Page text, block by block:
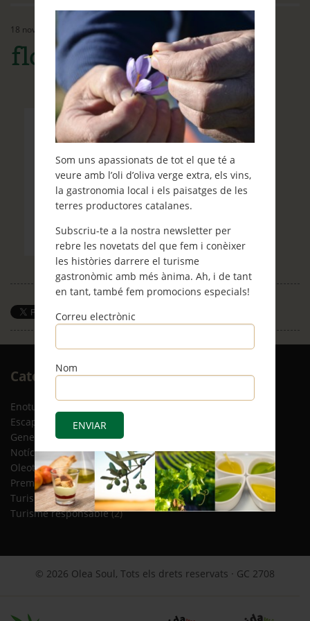
Som uns apassionats de tot el que té a
veure amb l’oli d’oliva verge extra, els vins,
la gastronomia local i els paisatges de les
terres productores catalanes.
Subscriu-te a la nostra newsletter per
rebre les novetats del que fem i conèixer
les històries darrere el turisme
gastronòmic amb més ànima. Ah, i de tant
en tant, també fem promocions especials!
Correu electrònic
Nom
Contacte
Què et ve de gust fer?
18 novembre, 2015
flor de safrà
Save
Categories
Enoturisme
Escapades
(12)
General
(8)
Notícies(4)
Oleoturisme(13)
Premsa(2)
Turisme gastronòmic(15)
Turisme responsable(2)
Arxiu
RSS
© 2026 Olea Soul, Tots els drets reservats · GC 2708